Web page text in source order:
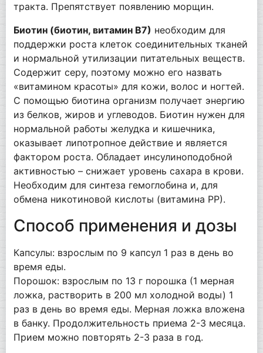
тракта. Препятствует появлению морщин.
Биотин (биотин, витамин В7) необходим для
поддержки роста клеток соединительных тканей
и нормальной утилизации питательных веществ.
Содержит серу, поэтому можно его назвать
«витамином красоты» для кожи, волос и ногтей.
С помощью биотина организм получает энергию
из белков, жиров и углеводов. Биотин нужен для
нормальной работы желудка и кишечника,
оказывает липотропное действие и является
фактором роста. Обладает инсулиноподобной
активностью – снижает уровень сахара в крови.
Необходим для синтеза гемоглобина и, для
обмена никотиновой кислоты (витамина РР).
Способ применения и дозы
Капсулы: взрослым по 9 капсул 1 раз в день во
время еды.
Порошок: взрослым по 13 г порошка (1 мерная
ложка, растворить в 200 мл холодной воды) 1
раз в день во время еды. Мерная ложка вложена
в банку. Продолжительность приема 2-3 месяца.
Прием можно повторять 2-3 раза в год.